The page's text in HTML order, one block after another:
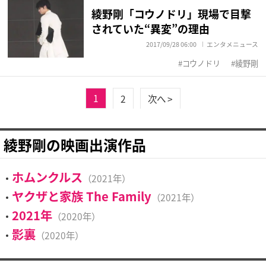
綾野剛「コウノドリ」現場で目撃
されていた“異変”の理由
2017/09/28 06:00 エンタメニュース
コウノドリ 綾野剛
1 2 次へ >
綾野剛の映画出演作品
ホムンクルス （2021年）
ヤクザと家族 The Family （2021年）
2021年 （2020年）
影裏 （2020年）